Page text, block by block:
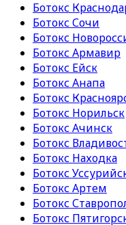
Ботокс
Ботокс Сочи
Ботокс
Ботокс Армавир
Ботокс Ейск
Ботокс Анапа
Ботокс
Ботокс Норильск
Ботокс Ачинск
Ботокс
Ботокс Находка
Ботокс
Ботокс Артем
Ботокс
Ботокс